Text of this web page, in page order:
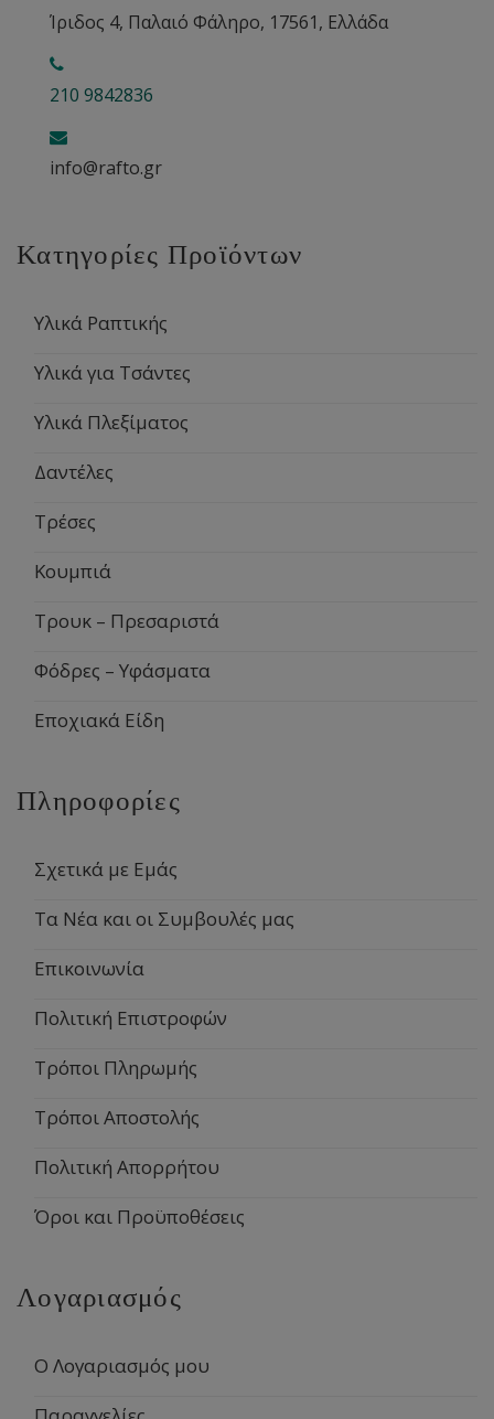
Ίριδος 4, Παλαιό Φάληρο, 17561, Ελλάδα
210 9842836
info@rafto.gr
Κατηγορίες Προϊόντων
Υλικά Ραπτικής
Υλικά για Τσάντες
Υλικά Πλεξίματος
Δαντέλες
Τρέσες
Κουμπιά
Τρουκ – Πρεσαριστά
Φόδρες – Υφάσματα
Εποχιακά Είδη
Πληροφορίες
Σχετικά με Εμάς
Τα Νέα και οι Συμβουλές μας
Επικοινωνία
Πολιτική Επιστροφών
Τρόποι Πληρωμής
Τρόποι Αποστολής
Πολιτική Απορρήτου
Όροι και Προϋποθέσεις
Λογαριασμός
Ο Λογαριασμός μου